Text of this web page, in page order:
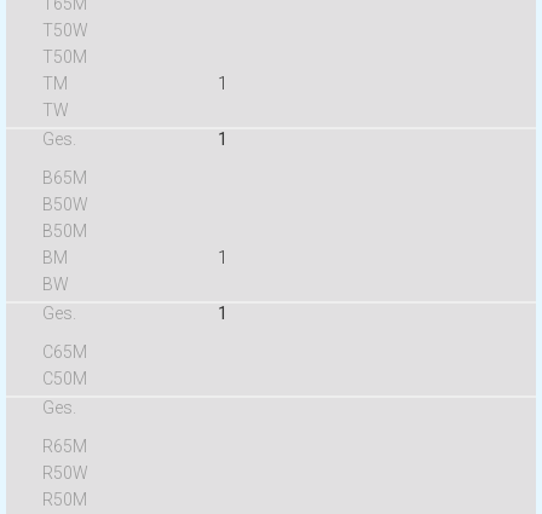
1
1
1
1